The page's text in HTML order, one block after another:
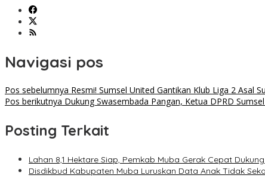
Navigasi pos
Pos sebelumnya Resmi! Sumsel United Gantikan Klub Liga 2 Asal
Pos berikutnya Dukung Swasembada Pangan, Ketua DPRD
Posting Terkait
Lahan 8,1 Hektare Siap, Pemkab Muba Gerak Cepat
Disdikbud Kabupaten Muba Luruskan Data Anak Tidak